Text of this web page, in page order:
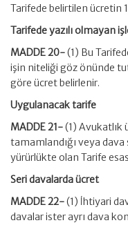
Tarifede belirtilen ücretin
Tarifede yazılı olmayan
MADDE 20-(1) Bu
işin niteliği göz önünde
göre ücret belirlenir.
Uygulanacak tarife
MADDE 21-(1) Avukatlık
tamamlandığı veya
yürürlükte olan Tarife esas
Seri davalarda ücret
MADDE 22-(1) İhtiyari
davalar ister ayrı dava